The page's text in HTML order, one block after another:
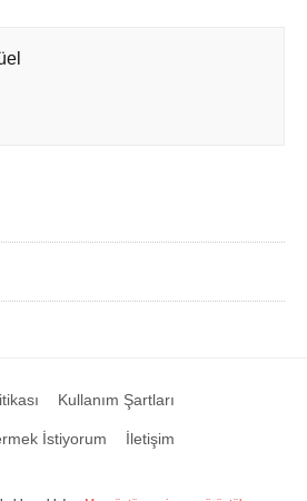
Kullanım Şartları
İstiyorum İletişim